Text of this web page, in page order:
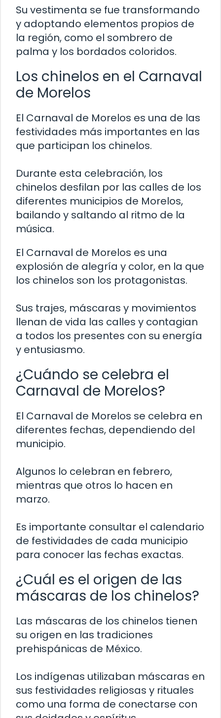
Su vestimenta se fue transformando
y adoptando elementos propios de
la región, como el sombrero de
palma y los bordados coloridos.
Los chinelos en el Carnaval
de Morelos
El Carnaval de Morelos es una de las
festividades más importantes en las
que participan los chinelos.
Durante esta celebración, los
chinelos desfilan por las calles de los
diferentes municipios de Morelos,
bailando y saltando al ritmo de la
música.
El Carnaval de Morelos es una
explosión de alegría y color, en la que
los chinelos son los protagonistas.
Sus trajes, máscaras y movimientos
llenan de vida las calles y contagian
a todos los presentes con su energía
y entusiasmo.
¿Cuándo se celebra el
Carnaval de Morelos?
El Carnaval de Morelos se celebra en
diferentes fechas, dependiendo del
municipio.
Algunos lo celebran en febrero,
mientras que otros lo hacen en
marzo.
Es importante consultar el calendario
de festividades de cada municipio
para conocer las fechas exactas.
¿Cuál es el origen de las
máscaras de los chinelos?
Las máscaras de los chinelos tienen
su origen en las tradiciones
prehispánicas de México.
Los indígenas utilizaban máscaras en
sus festividades religiosas y rituales
como una forma de conectarse con